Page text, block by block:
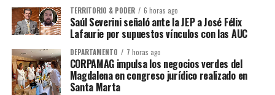
TERRITORIO & PODER 6 horas ago
Saúl Severini señaló ante la JEP a José Félix
Lafaurie por supuestos vínculos con las AUC
DEPARTAMENTO 7 horas ago
CORPAMAG impulsa los negocios verdes del
Magdalena en congreso jurídico realizado en
Santa Marta